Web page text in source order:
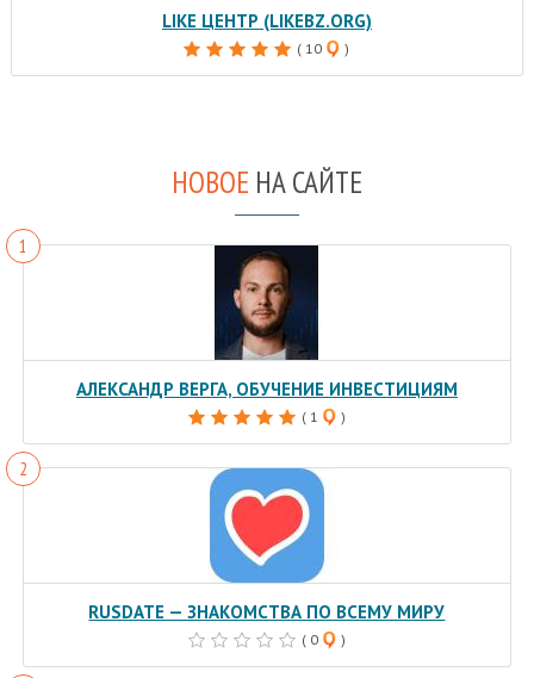
LIKE ЦЕНТР (LIKEBZ.ORG)
( 10 )
НОВОЕ НА САЙТЕ
АЛЕКСАНДР ВЕРГА, ОБУЧЕНИЕ ИНВЕСТИЦИЯМ
( 1 )
RUSDATE — ЗНАКОМСТВА ПО ВСЕМУ МИРУ
( 0 )